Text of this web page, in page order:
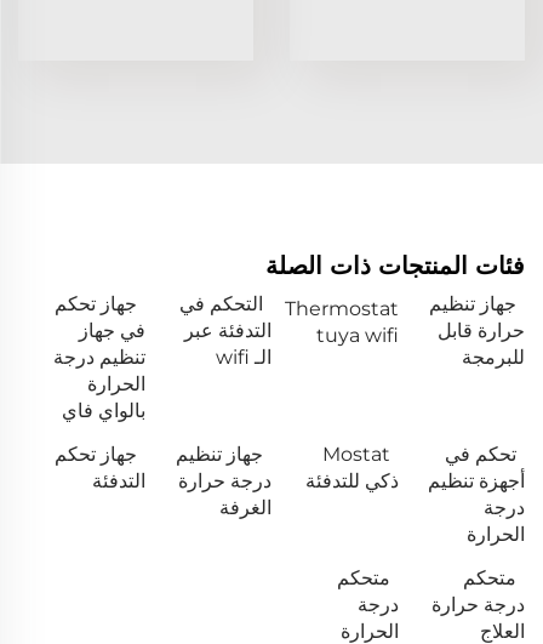
فئات المنتجات ذات الصلة
جهاز تنظيم
حرارة قابل
للبرمجة
Thermostat
tuya wifi
التحكم في
التدفئة عبر
الـ wifi
جهاز تحكم
في جهاز
تنظيم درجة
الحرارة
بالواي فاي
تحكم في
أجهزة تنظيم
درجة
الحرارة
Mostat
ذكي للتدفئة
جهاز تنظيم
درجة حرارة
الغرفة
جهاز تحكم
التدفئة
متحكم
درجة حرارة
العلاج
متحكم
درجة
الحرارة